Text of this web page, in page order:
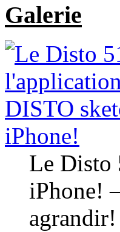
Galerie
Le Disto
iPhone!
agrandir!